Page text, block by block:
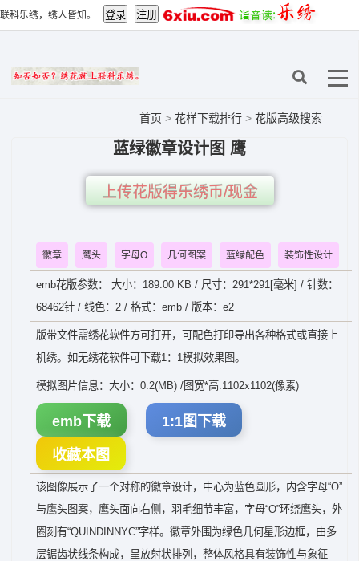
联科乐绣，绣人皆知。
首页 > 花样下载排行 > 花版高级搜索
蓝绿徽章设计图 鹰
上传花版得乐绣币/现金
徽章 鹰头 字母O 几何图案 蓝绿配色 装饰性设计
emb花版参数： 大小：189.00 KB / 尺寸：291*291[毫米] / 针数：
68462针 / 线色：2 / 格式：emb / 版本：e2
版带文件需绣花软件方可打开，可配色打印导出各种格式或直接上
机绣。如无绣花软件可下载1：1模拟效果图。
模拟图片信息：大小：0.2(MB) /图宽*高:1102x1102(像素)
emb下载 1:1图下载
收藏本图
该图像展示了一个对称的徽章设计，中心为蓝色圆形，内含字母“O”
与鹰头图案，鹰头面向右侧，羽毛细节丰富，字母“O”环绕鹰头，外
圈刻有“QUINDINNYC”字样。徽章外围为绿色几何星形边框，由多
层锯齿状线条构成，呈放射状排列，整体风格具有装饰性与象征